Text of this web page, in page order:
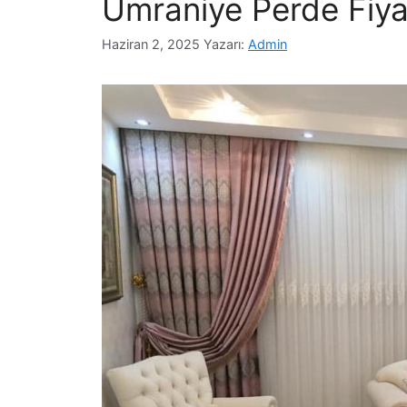
Ümraniye Perde
Haziran 2, 2025 Yazarı: Admin